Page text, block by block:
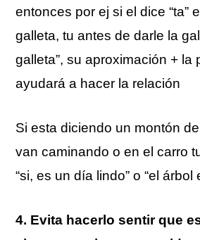
entonces por ej si el dice “ta”
galleta, tu antes de darle la
galleta”, su aproximación + la
ayudará a hacer la relación
Si esta diciendo un montón
van caminando o en el carro
“si, es un día lindo” o “el árbol
4. Evita hacerlo sentir que